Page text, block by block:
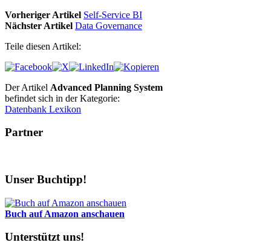
Vorheriger Artikel Self-Service BI
Nächster Artikel Data Governance
Teile diesen Artikel:
Der Artikel Advanced Planning System
befindet sich in der Kategorie:
Datenbank Lexikon
Partner
Unser Buchtipp!
Buch auf Amazon anschauen
Unterstützt uns!